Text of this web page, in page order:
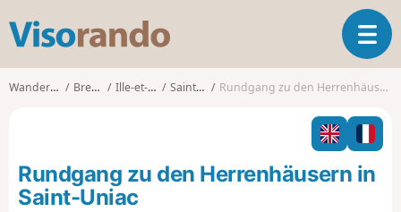
s
o
o
T
o
l
n
a
Wanderungen Bretagne Ille-et-Vilaine Saint-Uniac Rundgang zu den Herrenhäusern in Saint-Uniac
Rundgang zu den Herrenhäusern in
Saint-Uniac